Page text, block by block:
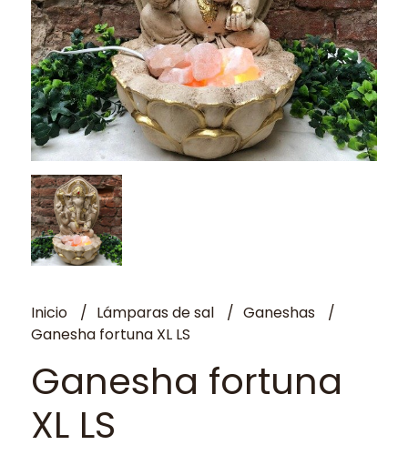
Inicio Lámparas de sal
Ganeshas
Ganesha fortuna XL LS
Ganesha fortuna
XL LS